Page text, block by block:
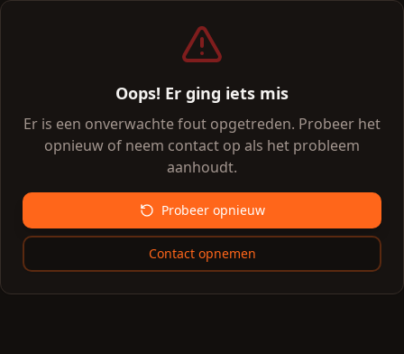
Oops! Er ging iets mis
Er is een onverwachte fout opgetreden. Probeer het
opnieuw of neem contact op als het probleem
aanhoudt.
Probeer opnieuw
Contact opnemen